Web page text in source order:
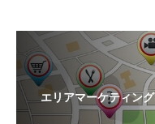
エリアマーケティング